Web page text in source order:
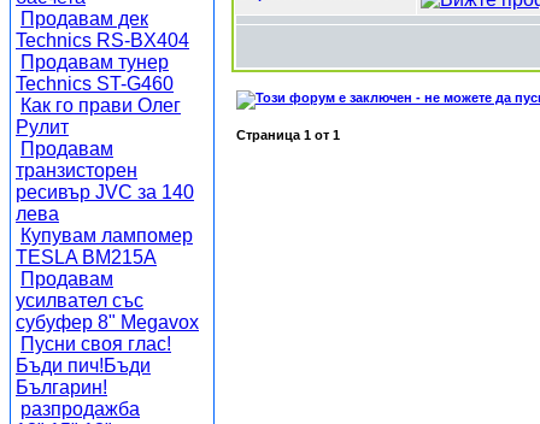
Продавам дек
Technics RS-BX404
Продавам тунер
Technics ST-G460
Как го прави Олег
Рулит
Продавам
транзисторен
ресивър JVC за 140
лева
Купувам лампомер
TESLA BM215A
Продавам
усилвател със
субуфер 8" Megavox
Пусни своя глас!
Бъди пич!Бъди
Българин!
разпродажба
Страница 1 от 1